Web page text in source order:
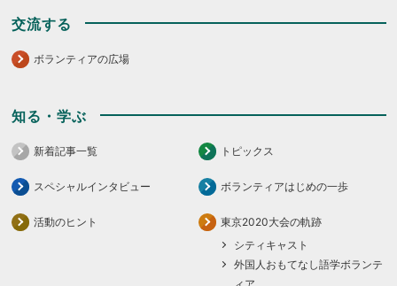
交流する
ボランティアの広場
知る・学ぶ
新着記事一覧 トピックス
スペシャルインタビュー ボランティアはじめの一歩
活動のヒント
東京2020大会の軌跡
シティキャスト
外国人おもてなし語学ボランテ